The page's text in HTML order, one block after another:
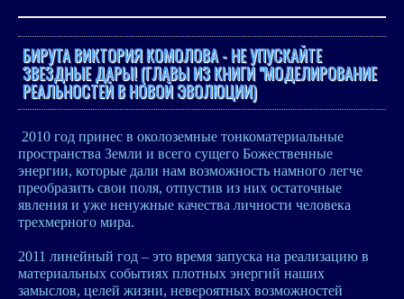
БИРУТА ВИКТОРИЯ КОМОЛОВА - НЕ УПУСКАЙТЕ
ЗВЕЗДНЫЕ ДАРЫ! (ГЛАВЫ ИЗ КНИГИ "МОДЕЛИРОВАНИЕ
РЕАЛЬНОСТЕЙ В НОВОЙ ЭВОЛЮЦИИ)
2010 год принес в околоземные тонкоматериальные
пространства Земли и всего сущего Божественные
энергии, которые дали нам возможность намного легче
преобразить свои поля, отпустив из них остаточные
явления и уже ненужные качества личности человека
трехмерного мира.
2011 линейный год – это время запуска на реализацию в
материальных событиях плотных энергий наших
замыслов, целей жизни, невероятных возможностей